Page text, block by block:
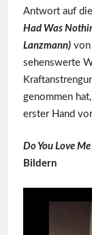
Antwort auf
Had Was
Lanzmann)von
sehenswerte
genommen
erster Hand
Do You Love Me
Bildern